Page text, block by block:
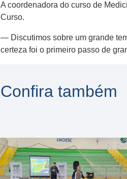
A coordenadora do curso de
Curso.
— Discutimos sobre um grande
certeza foi o primeiro passo de
Confira também